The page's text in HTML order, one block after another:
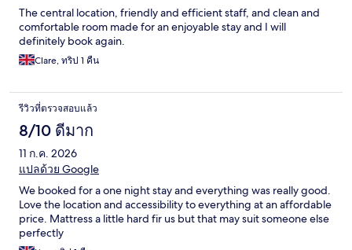
The central location, friendly and efficient staff, and clean and
comfortable room made for an enjoyable stay and I will
definitely book again.
Clare, ทริป 1 คืน
รีวิวที่ตรวจสอบแล้ว
8/10 ดีมาก
11 ก.ค. 2026
แปลด้วย Google
We booked for a one night stay and everything was really good.
Love the location and accessibility to everything at an affordable
price. Mattress a little hard fir us but that may suit someone else
perfectly